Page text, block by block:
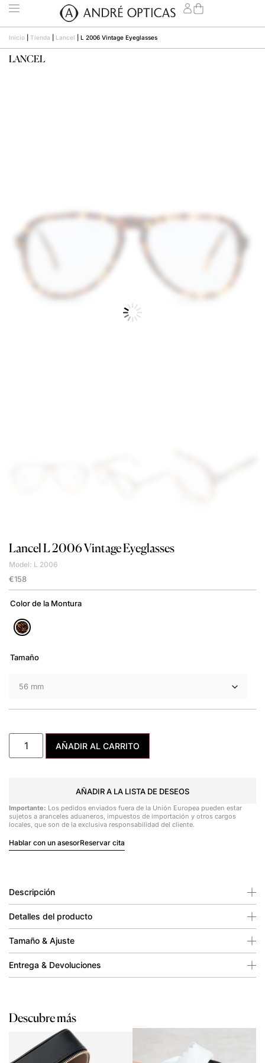
Inicio Tienda Lancel L 2006 Vintage Eyeglasses
LANCEL
Lancel L 2006 Vintage Eyeglasses
Model: L 2006
€158
Color de la Montura
Tamaño
AÑADIR AL CARRITO
AÑADIR A LA LISTA DE DESEOS
Importante: Los pedidos enviados fuera de la Unión Europea pueden estar
sujetos a aranceles aduaneros, impuestos de importación y otros cargos
locales, que son de la exclusiva responsabilidad del cliente.
Hablar con un asesorReservar cita
Descripción
Detalles del producto
Tamaño & Ajuste
Entrega & Devoluciones
Descubre más